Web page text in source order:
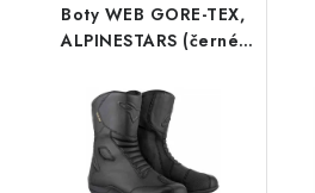
Boty WEB GORE-TEX,
ALPINESTARS (černé)